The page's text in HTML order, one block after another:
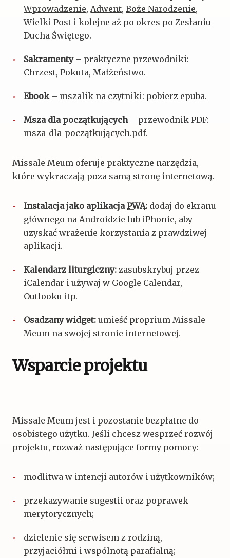
Wprowadzenie,Adwent,Boże Narodzenie,
Wielki Post i kolejne aż po okres po Zesłaniu
Ducha Świętego.
Sakramenty– praktyczne przewodniki:
Chrzest,Pokuta,Małżeństwo.
Ebook– mszalik na czytniki: pobierz epuba.
Msza dla początkujących– przewodnik PDF:
msza-dla-początkujących.pdf.
Missale Meum oferuje praktyczne narzędzia,
które wykraczają poza samą stronę internetową.
Instalacja jako aplikacjaPWA: dodaj do ekranu
głównego na Androidzie lub iPhonie, aby
uzyskać wrażenie korzystania z prawdziwej
aplikacji.
Kalendarz liturgiczny: zasubskrybuj przez
iCalendar i używaj w Google Calendar,
Outlooku itp.
Osadzany widget: umieść proprium Missale
Meum na swojej stronie internetowej.
Wsparcie projektu
Missale Meum jest i pozostanie bezpłatne do
osobistego użytku. Jeśli chcesz wesprzeć rozwój
projektu, rozważ następujące formy pomocy:
modlitwa w intencji autorów i użytkowników;
przekazywanie sugestii oraz poprawek
merytorycznych;
dzielenie się serwisem z rodziną,
przyjaciółmi i wspólnotą parafialną;